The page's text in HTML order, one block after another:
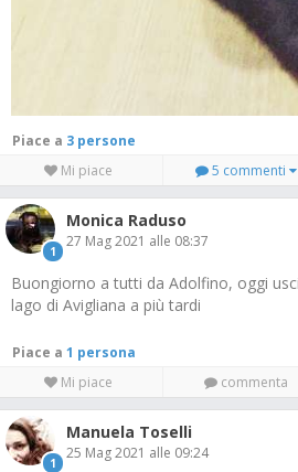
Piace a
3 persone
Mi piace
5 commenti
1
Monica Raduso
27 Mag 2021 alle 08:37
Buongiorno a tutti da Adolfino, oggi
lago di Avigliana a più tardi
Piace a
1 persona
Mi piace
commenta
1
Manuela Toselli
25 Mag 2021 alle 09:24